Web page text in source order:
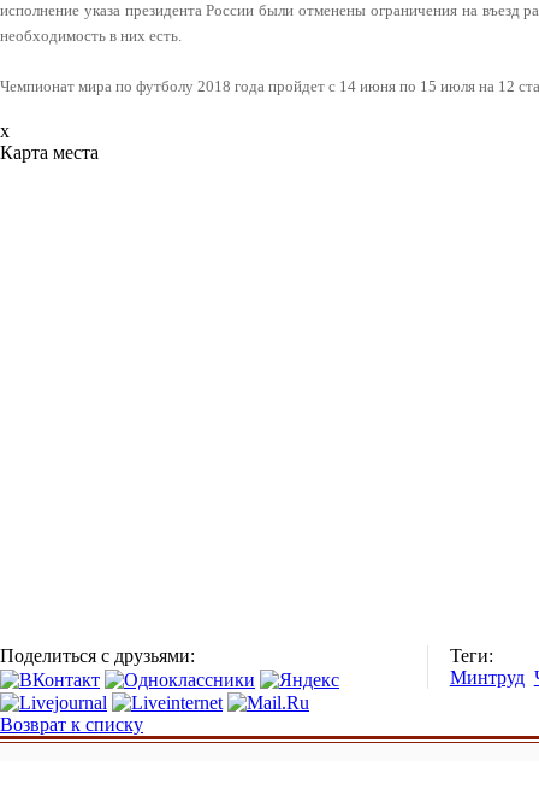
исполнение указа президента России были отменены ограничения на въезд
необходимость в них есть.
Чемпионат мира по футболу 2018 года пройдет с 14 июня по 15 июля на 12
x
Карта места
Поделиться с друзьями:
Теги:
Минтруд
Возврат к списку